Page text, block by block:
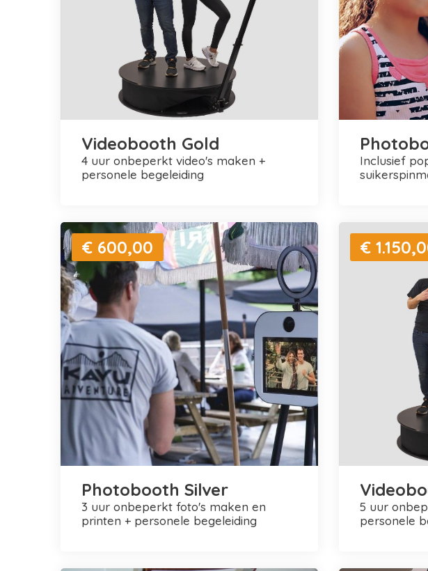
Videobooth Gold
4 uur onbeperkt video's maken +
personele begeleiding
inclusief popcornmachine en
€ 600,00
Photobooth Silver
3 uur onbeperkt foto's maken en
printen + personele begeleiding
€
5 uur onbeperkt video's maken +
personele